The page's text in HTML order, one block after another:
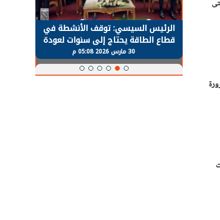
خلال الفترة من 1 يوليو 2025 وحتى
اليوم.. تعاملات سوق الإنتربنك تتخطى
مليار دولار لتدبير احتياجات البنوك